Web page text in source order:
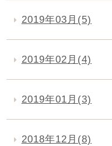
2019年03月(5)
2019年02月(4)
2019年01月(3)
2018年12月(8)